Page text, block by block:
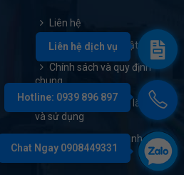
Liên hệ
Chính sách bảo mật
Chính sách và quy định
chung
Tài liệu hướng dẫn lắp đặt
và sử dụng
Điều khoản bảo hành